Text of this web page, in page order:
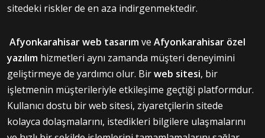
sitedeki riskler de en aza indirgenmektedir.
Afyonkarahisar web tasarımve Afyonkarahisar özel
yazılım hizmetleri aynı zamanda müşteri deneyimini
geliştirmeye de yardımcı olur. Birweb sitesi, bir
işletmenin müşterileriyle etkileşime geçtiği platformdur.
Kullanıcı dostu bir web sitesi, ziyaretçilerin sitede
kolayca dolaşmalarını, istedikleri bilgilere ulaşmalarını